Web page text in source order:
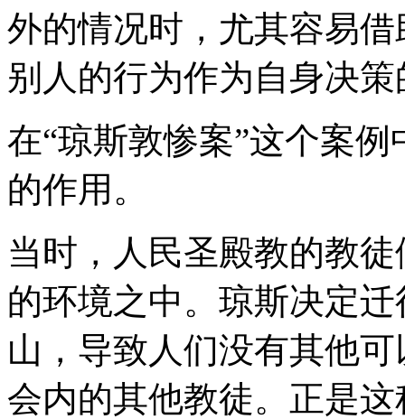
外的情况时，尤其容易
别人的行为作为自身决
在“琼斯敦惨案”这个案
的作用。
当时，人民圣殿教的教
的环境之中。琼斯决定
山，导致人们没有其他
会内的其他教徒。正是